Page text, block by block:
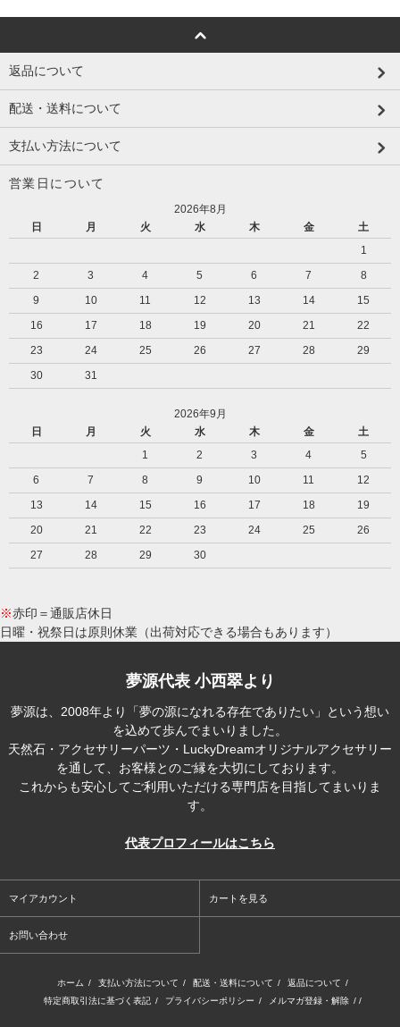
返品について
配送・送料について
支払い方法について
営業日について
2026年8月
日
月 火 水 木 金
土
1
2
3 4 5 6 7
8
9
10 11 12 13 14
15
16
17 18 19 20 21
22
23
24 25 26 27 28
29
30
31
2026年9月
日
月 火 水 木 金
土
1
2 3 4
5
6
7 8 9 10 11
12
13
14 15 16 17 18
19
20
21 22 23 24 25
26
27
28 29 30
※赤印＝通販店休日
日曜・祝祭日は原則休業（出荷対応できる場合もあります）
夢源代表 小西翠より
夢源は、2008年より「夢の源になれる存在でありたい」という想い
を込めて歩んでまいりました。
天然石・アクセサリーパーツ・LuckyDreamオリジナルアクセサリー
を通して、お客様とのご縁を大切にしております。
これからも安心してご利用いただける専門店を目指してまいりま
す。
代表プロフィールはこちら
マイアカウント カートを見る
お問い合わせ
ホーム / 支払い方法について / 配送・送料について / 返品について /
特定商取引法に基づく表記 / プライバシーポリシー / メルマガ登録・解除 / /